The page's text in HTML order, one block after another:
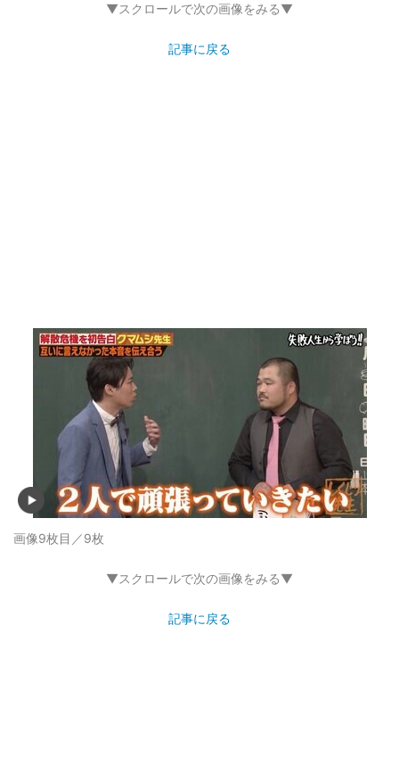
▼スクロールで次の画像をみる▼
記事に戻る
画像9枚目／9枚
▼スクロールで次の画像をみる▼
記事に戻る